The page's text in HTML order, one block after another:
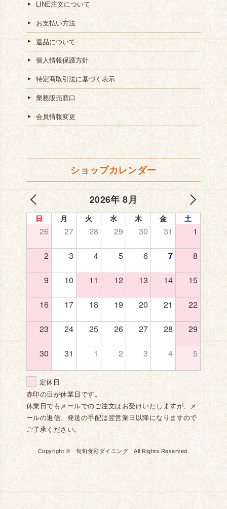
LINE注文について
お支払い方法
返品について
個人情報保護方針
特定商取引法に基づく表示
業務販売窓口
会員情報変更
ショップカレンダー
2026年 8月
日 月 火 水 木 金 土
26 27 28 29 30 31 1
2 3 4 5 6 7 8
9 10 11 12 13 14 15
16 17 18 19 20 21 22
23 24 25 26 27 28 29
30 31 1 2 3 4 5
定休日
赤印の日が休業日です。
休業日でもメールでのご注文はお受けいたしますが、メ
ールの返信、発送の手配は翌営業日以降になりますので
ご了承ください。
Copyright © 旬旬食彩ダイニング All Rights Reserved.